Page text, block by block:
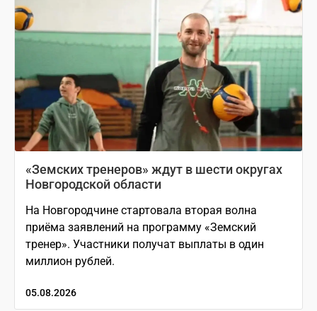
«Земских тренеров» ждут в шести округах
Новгородской области
На Новгородчине стартовала вторая волна
приёма заявлений на программу «Земский
тренер». Участники получат выплаты в один
миллион рублей.
05.08.2026